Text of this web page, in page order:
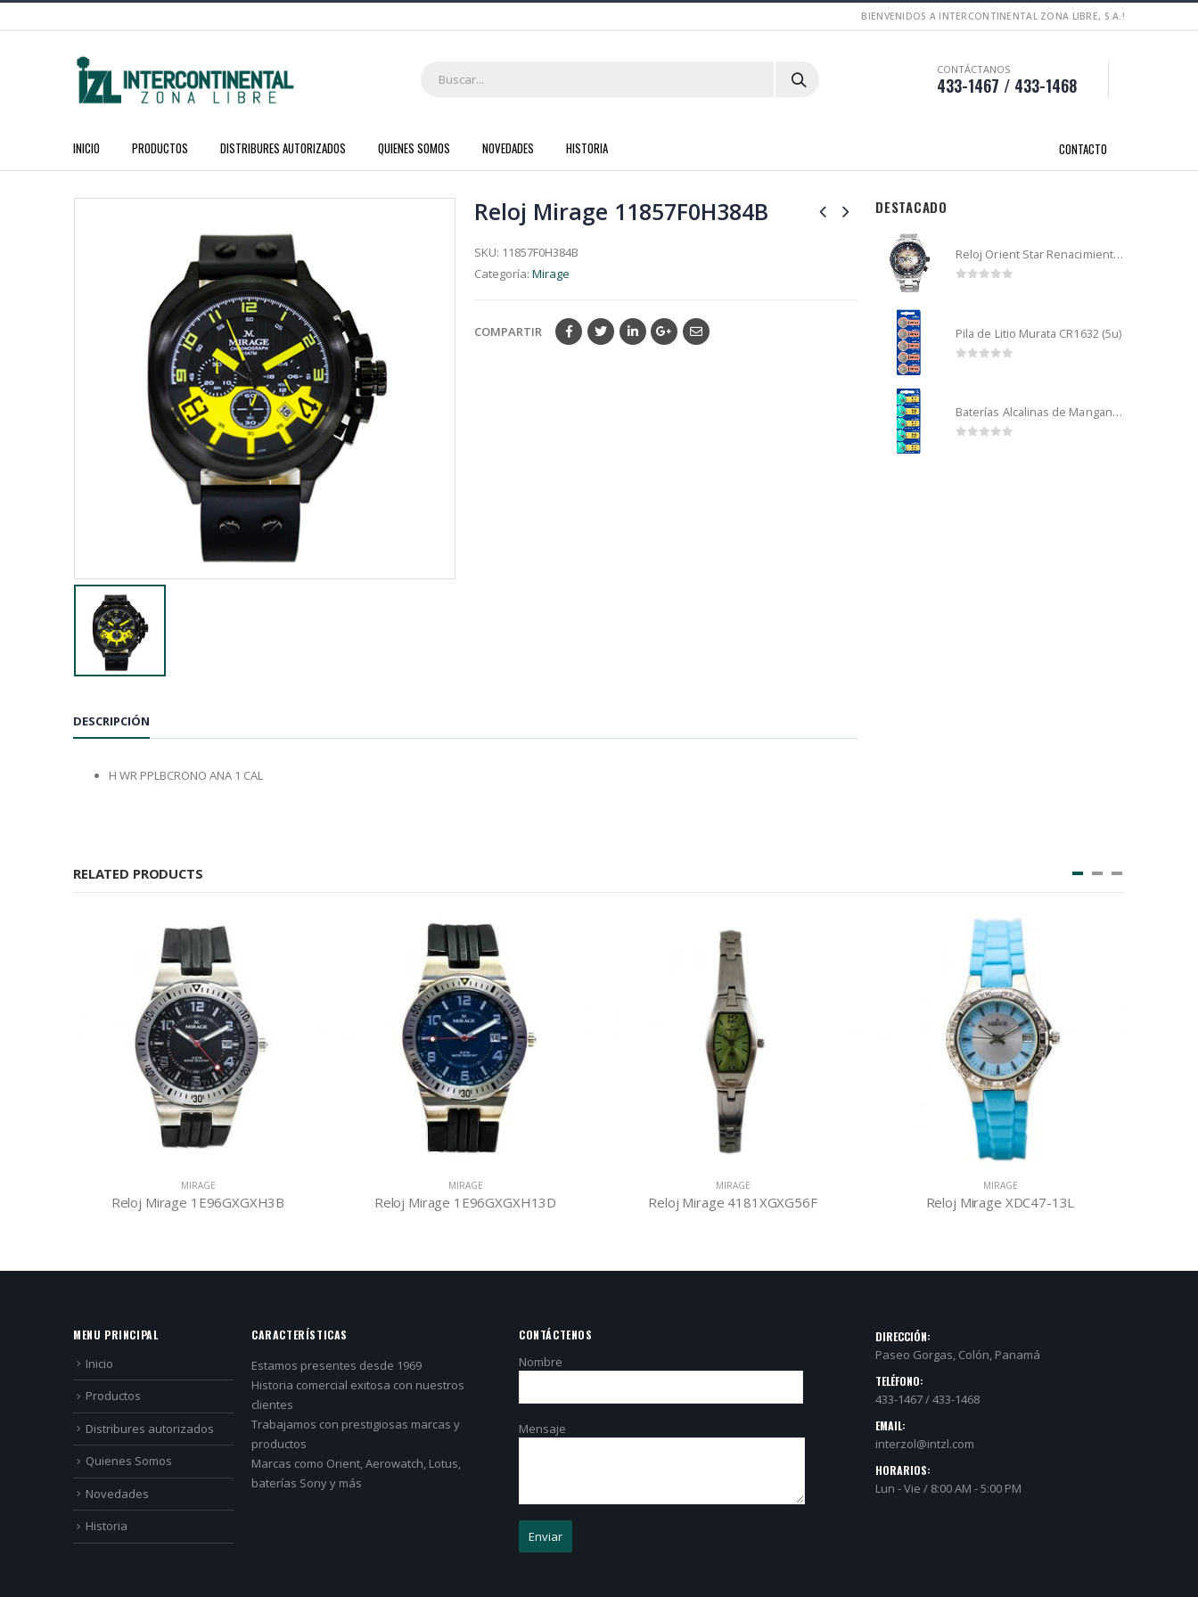
BIENVENIDOS A INTERCONTINENTAL ZONA LIBRE, S.A.!
CONTÁCTANOS
433-1467 / 433-1468
INICIO PRODUCTOS DISTRIBURES AUTORIZADOS QUIENES SOMOS NOVEDADES HISTORIA CONTACTO
Reloj Mirage 11857F0H384B
SKU: 11857F0H384B
Categoría: Mirage
COMPARTIR
DESCRIPCIÓN
H WR PPLBCRONO ANA 1 CAL
DESTACADO
Reloj Orient Star Renacimiento mecánico - Retro Future Guitar - RA-AR0303G
Pila de Litio Murata CR1632 (5u)
Baterías Alcalinas de Manganeso Murata 192 (5u)
RELATED PRODUCTS
MIRAGE
Reloj Mirage 1E96GXGXH3B
MIRAGE
Reloj Mirage 1E96GXGXH13D
MIRAGE
Reloj Mirage 4181XGXG56F
MIRAGE
Reloj Mirage XDC47-13L
MENU PRINCIPAL
Inicio
Productos
Distribures autorizados
Quienes Somos
Novedades
Historia
CARACTERÍSTICAS
Estamos presentes desde 1969
Historia comercial exitosa con nuestros
clientes
Trabajamos con prestigiosas marcas y
productos
Marcas como Orient, Aerowatch, Lotus,
baterías Sony y más
CONTÁCTENOS
Nombre
Mensaje
DIRECCIÓN:
Paseo Gorgas, Colón, Panamá
TELÉFONO:
433-1467 / 433-1468
EMAIL:
interzol@intzl.com
HORARIOS:
Lun - Vie / 8:00 AM - 5:00 PM